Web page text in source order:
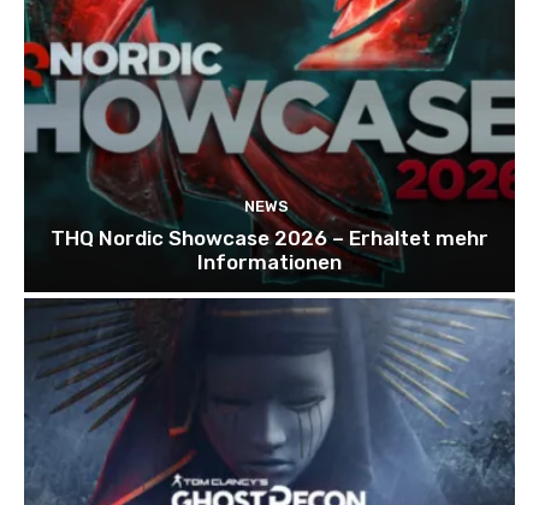
NEWS
THQ Nordic Showcase 2026 – Erhaltet mehr
Informationen